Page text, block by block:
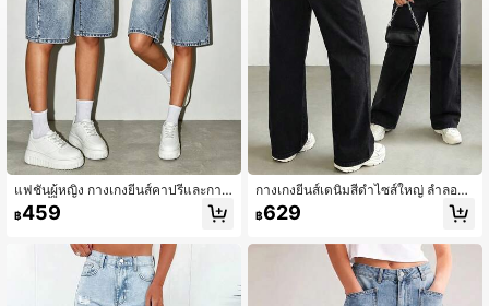
แฟชั่นผู้หญิง กางเกงยีนส์คาปรีและกางเ
กงขาสั้นทรงหลวมลำลองสำหรับฤดูร้อน
฿459
กางเกงยีนส์เดนิมสีดำไซส์ใหญ่ ลำลอง
อเนกประสงค์ ฤดูใบไม้ร่วง
฿629